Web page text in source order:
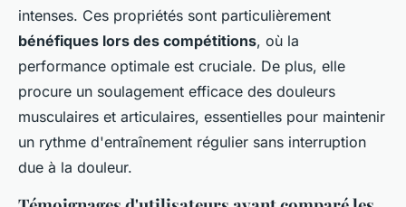
intenses. Ces propriétés sont particulièrement
bénéfiques lors des compétitions, où la
performance optimale est cruciale. De plus, elle
procure un soulagement efficace des douleurs
musculaires et articulaires, essentielles pour maintenir
un rythme d'entraînement régulier sans interruption
due à la douleur.